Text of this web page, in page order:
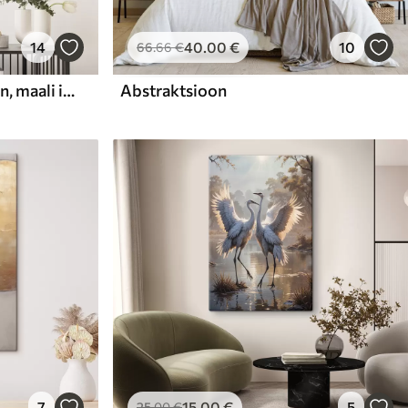
14
Abstraktne kompositsioon, maali imitatsioon
66.66€40.00€ 10
Abstraktsioon